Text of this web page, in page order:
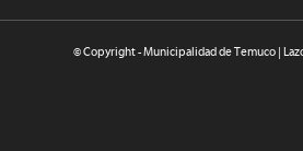
© Copyright - Municipalidad de Temuco |